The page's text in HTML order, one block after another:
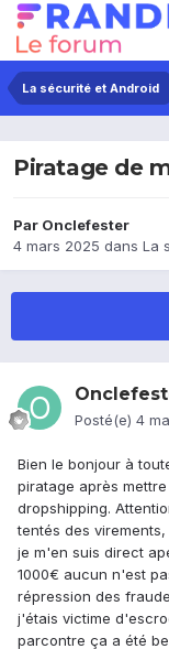
La sécurité et Android
Piratage de
Par Onclefester
4 mars 2025 dans La
Posté(e) 4
Bien le bonjour à
piratage après
dropshipping.
tentés des
je m'en suis direct
1000€ aucun n'est
répression des
j'étais victime
parcontre ça a été